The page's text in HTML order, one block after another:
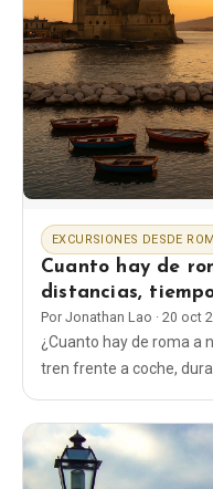
Sobre nosotros
EN DE
EXCURSIONES DESDE
Cuanto hay de
distancias,
Por Jonathan Lao · 20 oct
¿Cuanto hay de roma a
tren frente a coche,
billetes y las rutas más